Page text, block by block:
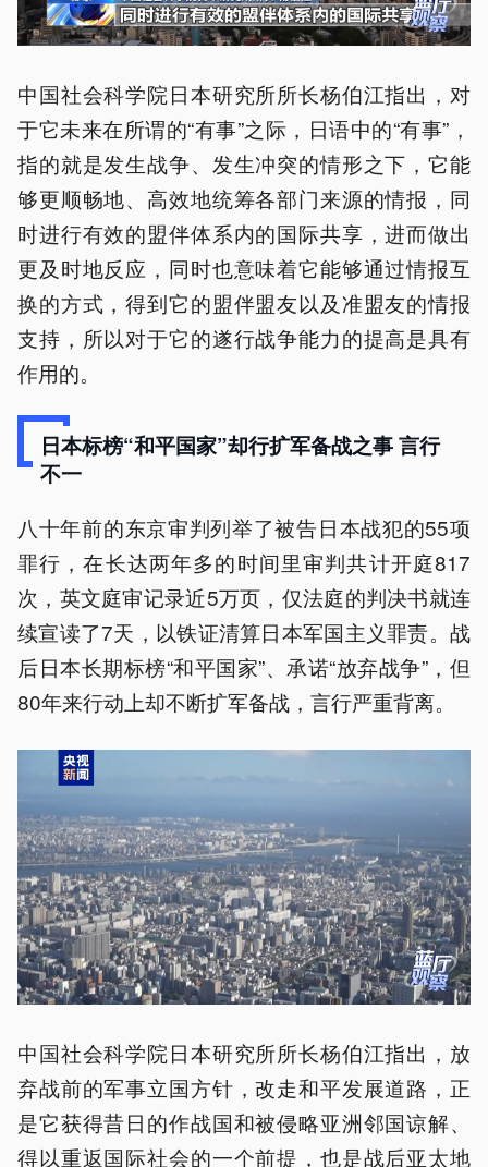
中国社会科学院日本研究所所长杨伯江指出，对
于它未来在所谓的“有事”之际，日语中的“有事”，
指的就是发生战争、发生冲突的情形之下，它能
够更顺畅地、高效地统筹各部门来源的情报，同
时进行有效的盟伴体系内的国际共享，进而做出
更及时地反应，同时也意味着它能够通过情报互
换的方式，得到它的盟伴盟友以及准盟友的情报
支持，所以对于它的遂行战争能力的提高是具有
作用的。
日本标榜“和平国家”却行扩军备战之事 言行
不一
八十年前的东京审判列举了被告日本战犯的55项
罪行，在长达两年多的时间里审判共计开庭817
次，英文庭审记录近5万页，仅法庭的判决书就连
续宣读了7天，以铁证清算日本军国主义罪责。战
后日本长期标榜“和平国家”、承诺“放弃战争”，但
80年来行动上却不断扩军备战，言行严重背离。
中国社会科学院日本研究所所长杨伯江指出，放
弃战前的军事立国方针，改走和平发展道路，正
是它获得昔日的作战国和被侵略亚洲邻国谅解、
得以重返国际社会的一个前提，也是战后亚太地